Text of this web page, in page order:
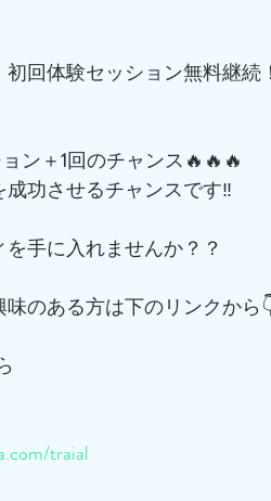
回体験セッション無料継
ン＋1回のチャンス🔥🔥🔥
功させるチャンスです‼️
手に入れませんか？？
のある方は下のリンクから
traial